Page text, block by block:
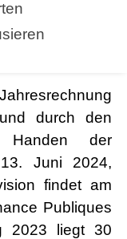
durch den
Handen der
Juni 2024,
findet am
Publiques
2023 liegt 30